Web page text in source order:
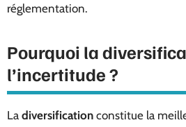
réglementation.
Pourquoi la
l’incertitude ?
La diversification constitue la